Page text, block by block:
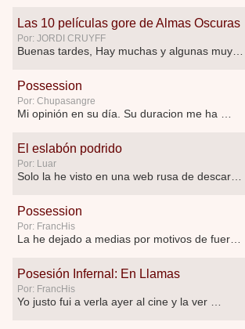
Las 10 películas gore de Almas Oscuras
Por: JORDI CRUYFF
Possession
Por: Chupasangre
Mi opinión en su día. Su duracion me ha …
El eslabón podrido
Por: Luar
Possession
Por: FrancHis
Posesión Infernal: En Llamas
Por: FrancHis
Yo justo fui a verla ayer al cine y la ver …